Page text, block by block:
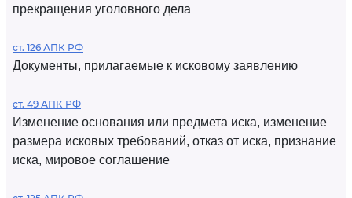
прекращения уголовного дела
ст. 126 АПК РФ
Документы, прилагаемые к исковому заявлению
ст. 49 АПК РФ
Изменение основания или предмета иска, изменение
размера исковых требований, отказ от иска, признание
иска, мировое соглашение